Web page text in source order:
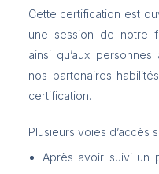
Cette certification est
une session de notre
ainsi qu’aux
nos partenaires
certification.
Plusieurs voies d’accès
Après avoir suivi un